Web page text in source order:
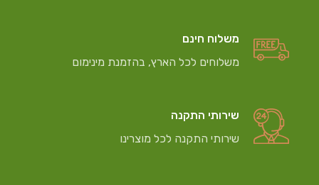
משלוח חינם
משלוחים לכל הארץ, בהזמנת מינימום
שירותי התקנה
שירותי התקנה לכל מוצרינו